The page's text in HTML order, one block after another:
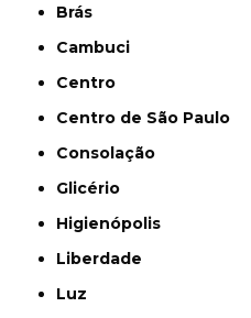
Brás
Cambuci
Centro
Centro de São Paulo
Consolação
Glicério
Higienópolis
Liberdade
Luz